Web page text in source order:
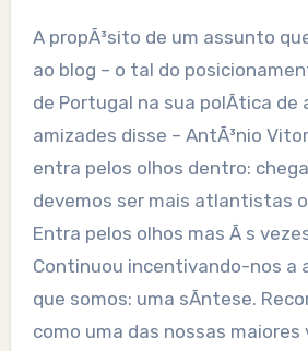
A propÃ³sito de um assunto
ao blog – o tal do
de Portugal na sua polÃ­tica de
amizades disse – AntÃ³nio
entra pelos olhos dentro:
devemos ser mais atlantistas
Entra pelos olhos mas Ã s
Continuou incentivando-nos a
que somos: uma sÃ­ntese.
como uma das nossas maiores